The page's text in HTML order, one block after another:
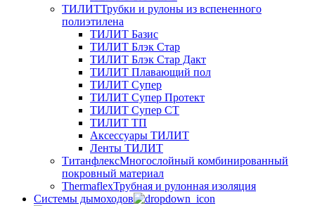
ТИЛИТТрубки и рулоны из вспененного
полиэтилена
ТИЛИТ Базис
ТИЛИТ Блэк Стар
ТИЛИТ Блэк Стар Дакт
ТИЛИТ Плавающий пол
ТИЛИТ Супер
ТИЛИТ Супер Протект
ТИЛИТ Супер СТ
ТИЛИТ ТП
Аксессуары ТИЛИТ
Ленты ТИЛИТ
ТитанфлексМногослойный комбинированный
покровный материал
ThermaflexТрубная и рулонная изоляция
Cистемы дымоходов